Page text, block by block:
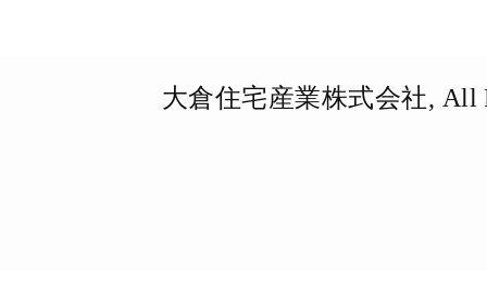
大倉住宅産業株式会社, All